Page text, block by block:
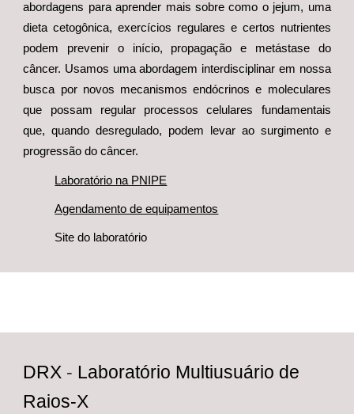
abordagens para aprender mais sobre como o jejum, uma
dieta cetogônica, exercícios regulares e certos nutrientes
podem prevenir o início, propagação e metástase do
câncer. Usamos uma abordagem interdisciplinar em nossa
busca por novos mecanismos endócrinos e moleculares
que possam regular processos celulares fundamentais
que, quando desregulado, podem levar ao surgimento e
progressão do câncer.
Laboratório na PNIPE
Agendamento de equipamentos
Site do laboratório
DRX - Laboratório Multiusuário de
Raios-X